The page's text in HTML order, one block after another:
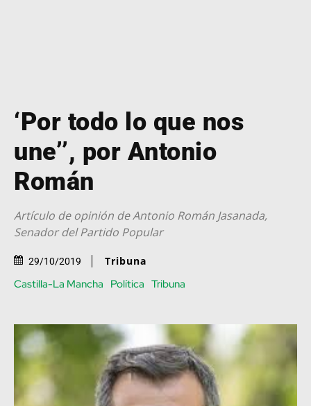
‘Por todo lo que nos
une’’, por Antonio
Román
Artículo de opinión de Antonio Román Jasanada,
Senador del Partido Popular
29/10/2019 Tribuna
Castilla-La Mancha Política Tribuna